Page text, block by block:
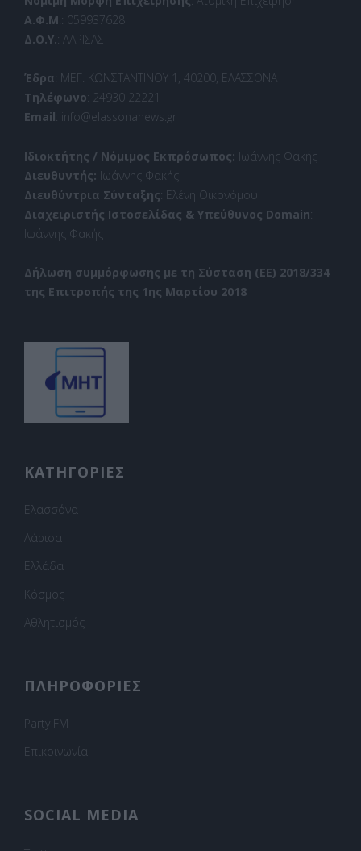
Α.Φ.Μ.: 059937628
Δ.Ο.Υ.: ΛΑΡΙΣΑΣ
Έδρα: ΜΕΓ. ΚΩΝΣΤΑΝΤΙΝΟΥ 1, 40200, ΕΛΑΣΣΟΝΑ
Τηλέφωνο: 24930 22221
Email: info@elassonanews.gr
Ιδιοκτήτης / Νόμιμος Εκπρόσωπος: Ιωάννης Φακής
Διευθυντής: Ιωάννης Φακής
Διευθύντρια Σύνταξης: Ελένη Οικονόμου
Διαχειριστής Ιστοσελίδας & Υπεύθυνος Domain:
Ιωάννης Φακής
Δήλωση συμμόρφωσης με τη Σύσταση (ΕΕ) 2018/334
της Επιτροπής της 1ης Μαρτίου 2018
ΚΑΤΗΓΟΡΙΕΣ
Ελασσόνα
Λάρισα
Ελλάδα
Κόσμος
Αθλητισμός
ΠΛΗΡΟΦΟΡΙΕΣ
Party FM
Επικοινωνία
SOCIAL MEDIA